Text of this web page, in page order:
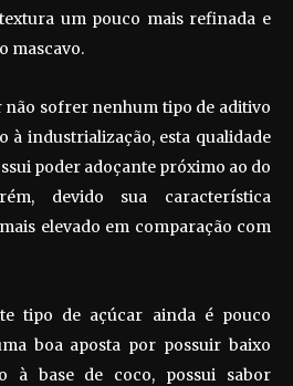
um pouco mais refinada e
mascavo.
sofrer nenhum tipo de aditivo
à industrialização, esta qualidade
poder adoçante próximo ao do
devido sua característica
elevado em comparação com
tipo de açúcar ainda é pouco
boa aposta por possuir baixo
à base de coco, possui sabor